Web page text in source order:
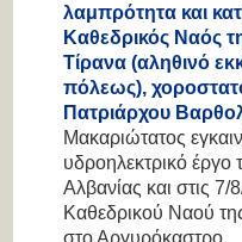
λαμπρότητα και
Καθεδρικός Ναός
Τίρανα (αληθινό
πόλεως),
Πατριάρχου
Μακαριώτατος
υδροηλεκτρικό έργο
Αλβανίας και στις 7/
Καθεδρικού Ναού
στο Αργυρόκαστρο.